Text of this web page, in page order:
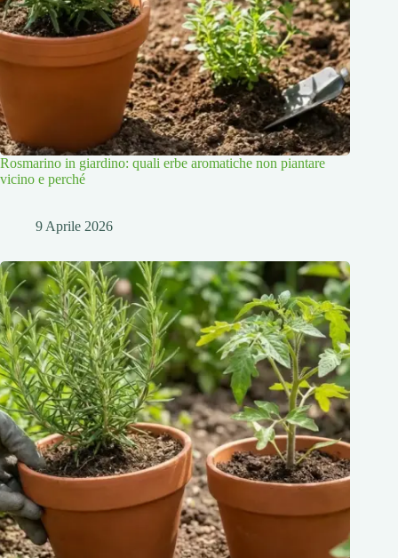
Rosmarino in giardino: quali erbe aromatiche non piantare
vicino e perché
9 Aprile 2026